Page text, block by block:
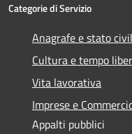
Categorie di Servizio
Anagrafe e stato
Cultura e tempo
Vita lavorativa
Imprese e
Appalti pubblici